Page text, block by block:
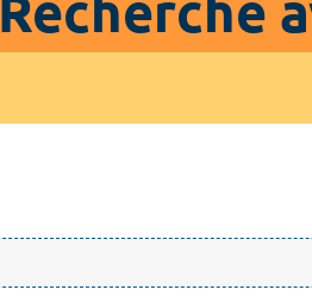
Recherche